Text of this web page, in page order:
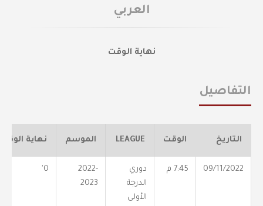
العربي
نهاية الوقت
التفاصيل
التاريخ الوقت LEAGUE الموسم نهاية الوقت
09/11/2022 7:45 م
دوري
الدرجة
الأولى
2022-
2023
0'